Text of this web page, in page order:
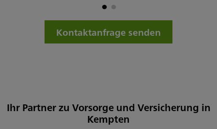
Kontaktanfrage senden
Ihr Partner zu Vorsorge und Versicherung in
Kempten